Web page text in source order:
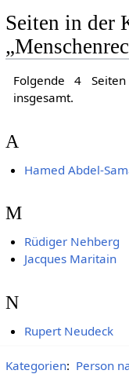
Seiten in der
Folgende 4
insgesamt.
A
Hamed Abdel-
M
Rüdiger Nehberg
Jacques Maritain
N
Rupert Neudeck
Kategorien: Person